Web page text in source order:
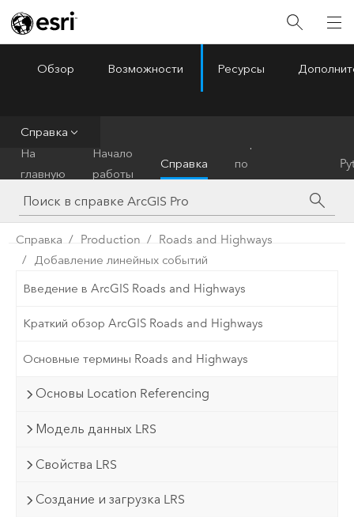
ArcGIS Pro
Обзор Возможности Ресурсы
Справка
На
главную
Начало
работы
Справка
по
инструментам
Справка Production
Roads and Highways
Добавление линейных событий
Введение в ArcGIS Roads and Highways
Краткий обзор ArcGIS Roads and Highways
Основные термины Roads and Highways
Основы Location Referencing
Модель данных LRS
Свойства LRS
Создание и загрузка LRS